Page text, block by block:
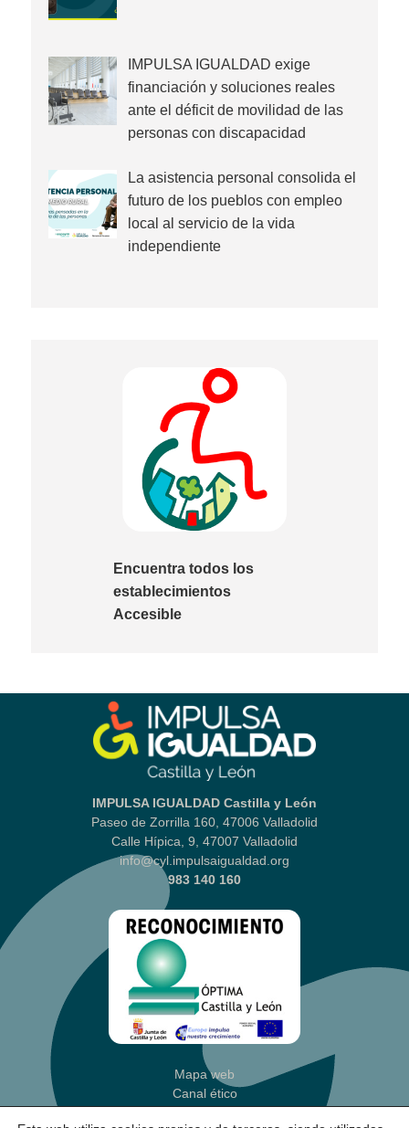
IMPULSA IGUALDAD exige
financiación y soluciones reales
ante el déficit de movilidad de las
personas con discapacidad
La asistencia personal consolida el
futuro de los pueblos con empleo
local al servicio de la vida
independiente
Encuentra todos los
establecimientos
Accesible
IMPULSA IGUALDAD Castilla y León
Paseo de Zorrilla 160, 47006 Valladolid
Calle Hípica, 9, 47007 Valladolid
info@cyl.impulsaigualdad.org
983 140 160
Mapa web
Canal ético